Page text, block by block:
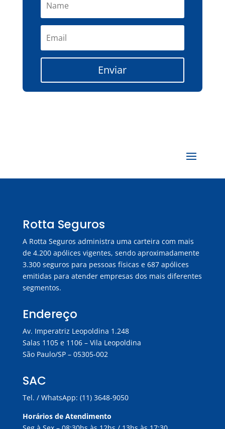
Enviar
Rotta Seguros
A Rotta Seguros administra uma carteira com mais
de 4.200 apólices vigentes, sendo aproximadamente
3.300 seguros para pessoas físicas e 687 apólices
emitidas para atender empresas dos mais diferentes
segmentos.
Endereço
Av. Imperatriz Leopoldina 1.248
Salas 1105 e 1106 – Vila Leopoldina
São Paulo/SP – 05305-002
SAC
Tel. / WhatsApp: (11) 3648-9050
Horários de Atendimento